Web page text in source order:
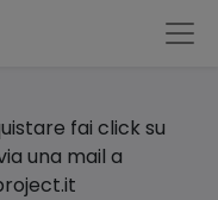
fai click su
una mail a